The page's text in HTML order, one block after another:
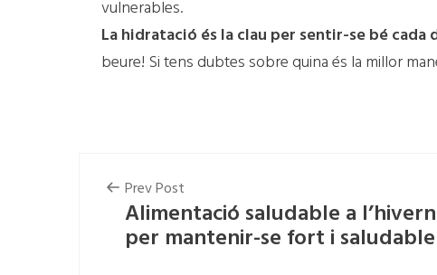
vulnerables.
La hidratació és la clau per sentir-se bé cada
beure! Si tens dubtes sobre quina és la millor
Prev Post
Alimentació saludable a
per mantenir-se fort i saludable